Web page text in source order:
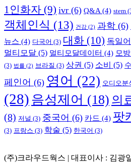
1인화자 (9) ivr (6) Q&A (4) stem
객체인식 (13) 건강 (2) 과학 (6)
뉴스 (4) 다국어 (3) 대화 (10) 독일어
멀티모달 (5) 멀티모달데이터 (4) 모
(3) 법률 (2) 브라질 (3) 상권 (5) 소비 (5)
페인어 (6) 영어 (22) 오디오분
(28) 음성제어 (18) 의
(8) 저널 (3) 중국어 (6) 카드 (4) 팟
(3) 프랑스 (3) 학술 (5) 한국어 (3)
(주)크라우드웍스 | 대표이사 : 김광